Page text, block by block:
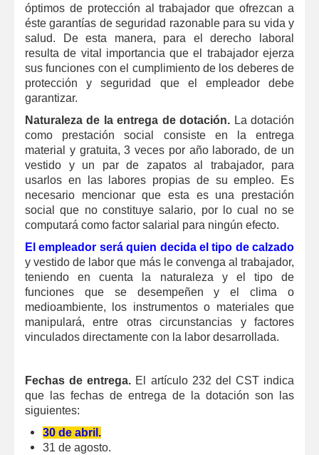
óptimos de protección al trabajador que ofrezcan a
éste garantías de seguridad razonable para su vida y
salud. De esta manera, para el derecho laboral
resulta de vital importancia que el trabajador ejerza
sus funciones con el cumplimiento de los deberes de
protección y seguridad que el empleador debe
garantizar.
Naturaleza de la entrega de dotación. La dotación
como prestación social consiste en la entrega
material y gratuita, 3 veces por año laborado, de un
vestido y un par de zapatos al trabajador, para
usarlos en las labores propias de su empleo. Es
necesario mencionar que esta es una prestación
social que no constituye salario, por lo cual no se
computará como factor salarial para ningún efecto.
El empleador será quien decida el tipo de calzado
y vestido de labor que más le convenga al trabajador,
teniendo en cuenta la naturaleza y el tipo de
funciones que se desempeñen y el clima o
medioambiente, los instrumentos o materiales que
manipulará, entre otras circunstancias y factores
vinculados directamente con la labor desarrollada.
Fechas de entrega. El artículo 232 del CST indica
que las fechas de entrega de la dotación son las
siguientes:
30 de abril.
31 de agosto.